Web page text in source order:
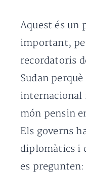
Aquest és un
important,
recordatoris
Sudan
internacional
món pensin
Els governs
diplomàtics i
es